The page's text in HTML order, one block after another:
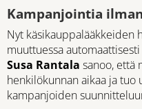
Kampanjointia
Nyt käsikauppalääkkeiden
muuttuessa
Susa Rantala sanoo, että
henkilökunnan aikaa ja tuo
kampanjoiden